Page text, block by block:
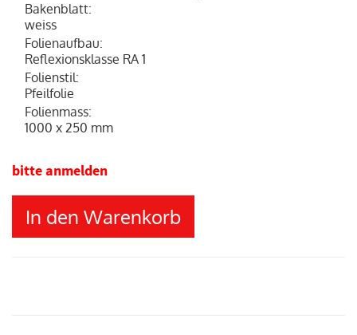
Bakenblatt:
weiss
Folienaufbau:
Reflexionsklasse RA 1
Folienstil:
Pfeilfolie
Folienmass:
1000 x 250 mm
bitte anmelden
In den Warenkorb